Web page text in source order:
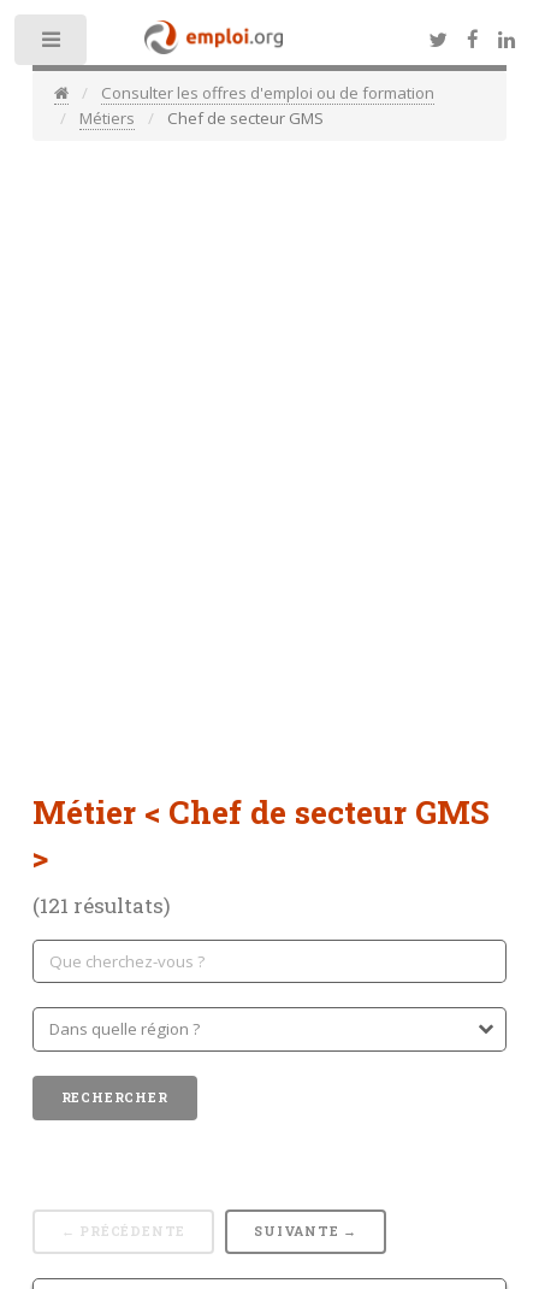
Consulter les offres d'emploi ou de formation
Métiers
Chef de secteur GMS
Métier < Chef de secteur GMS
>
(121 résultats)
← PRÉCÉDENTE SUIVANTE →
Toggle